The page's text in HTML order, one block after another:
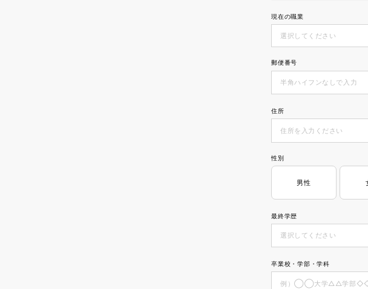
現在の職業
郵便番号
住所
性別
男性
最終学歴
卒業校・学部・学科